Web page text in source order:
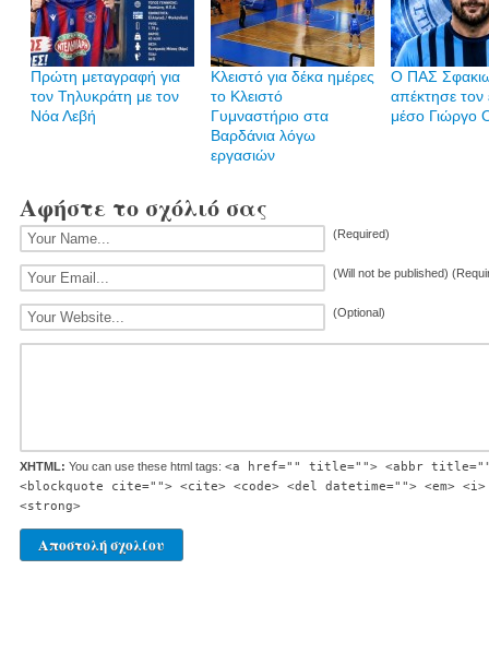
Πρώτη μεταγραφή για
τον Τηλυκράτη με τον
Νόα Λεβή
Κλειστό για δέκα ημέρες
το Κλειστό
Γυμναστήριο στα
Βαρδάνια λόγω
εργασιών
Ο ΠΑΣ
απέκτησε τον
μέσο Γιώργο
Αφήστε το σχόλιό σας
(Required)
(Will not be published)
(Optional)
XHTML: You can use these html tags: <a href="" title=""> <abbr
<blockquote cite=""> <cite> <code> <del datetime=""> <em>
<strong>